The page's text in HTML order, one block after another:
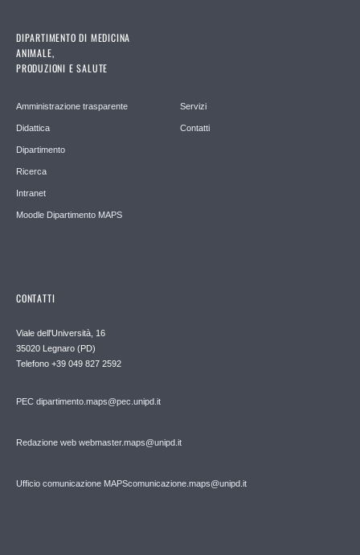
DIPARTIMENTO DI MEDICINA
ANIMALE,
PRODUZIONI E SALUTE
Amministrazione trasparente
Didattica
Dipartimento
Ricerca
Intranet
Moodle Dipartimento MAPS
Servizi
Contatti
CONTATTI
Viale dell'Università, 16
35020 Legnaro (PD)
Telefono +39 049 827 2592
PEC dipartimento.maps@pec.unipd.it
Redazione web webmaster.maps@unipd.it
Ufficio comunicazione MAPScomunicazione.maps@unipd.it